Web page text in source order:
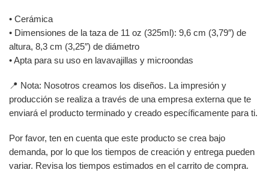
• Cerámica
• Dimensiones de la taza de 11 oz (325ml): 9,6 cm (3,79″) de
altura, 8,3 cm (3,25″) de diámetro
• Apta para su uso en lavavajillas y microondas
📍 Nota: Nosotros creamos los diseños. La impresión y
producción se realiza a través de una empresa externa que te
enviará el producto terminado y creado específicamente para ti.
Por favor, ten en cuenta que este producto se crea bajo
demanda, por lo que los tiempos de creación y entrega pueden
variar. Revisa los tiempos estimados en el carrito de compra.